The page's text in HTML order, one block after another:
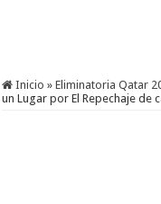
Inicio » Eliminatoria Qatar
un Lugar por El Repechaje de